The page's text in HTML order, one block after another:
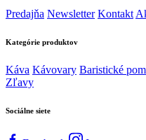
Predajňa Newsletter Kontakt
Kategórie produktov
Káva Kávovary Baristické
Zľavy
Sociálne siete